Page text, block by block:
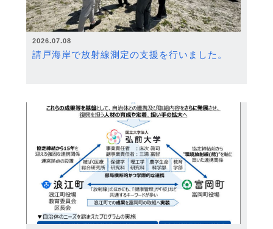
2026.07.08
請戸海岸で放射線測定の支援を行いました。